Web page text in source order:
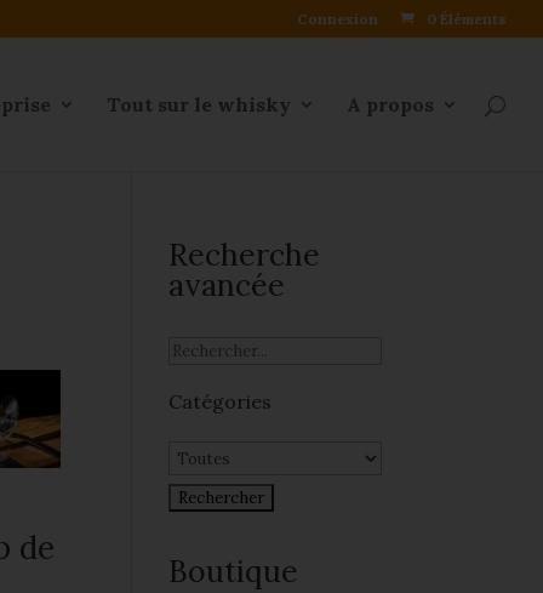
Connexion 0 Éléments
Tout sur le whisky A propos
de
Recherche
avancée
Catégories
Boutique